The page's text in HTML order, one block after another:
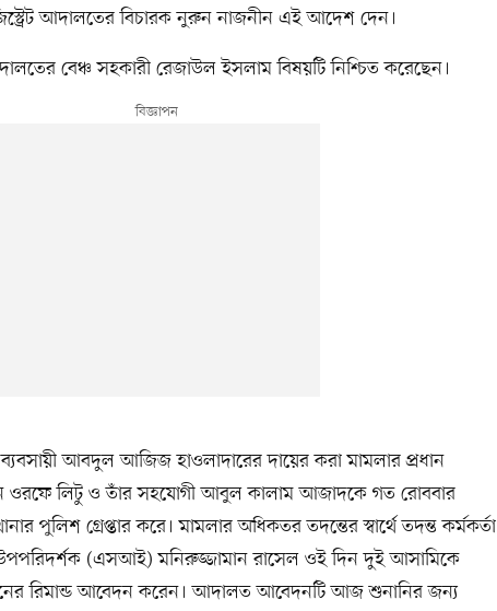
আদালতের বিচারক নুরুন নাজনীন এই আদেশ দেন।
বেঞ্চ সহকারী রেজাউল ইসলাম বিষয়টি নিশ্চিত করেছেন।
আবদুল আজিজ হাওলাদারের দায়ের করা মামলার প্রধান
ওরফে লিটু ও তাঁর সহযোগী আবুল কালাম আজাদকে গত রোববার
পুলিশ গ্রেপ্তার করে। মামলার অধিকতর তদন্তের স্বার্থে তদন্ত কর্মকর্তা
উপপরিদর্শক (এসআই) মনিরুজ্জামান রাসেল ওই দিন দুই আসামিকে
রিমান্ড আবেদন করেন। আদালত আবেদনটি আজ শুনানির জন্য